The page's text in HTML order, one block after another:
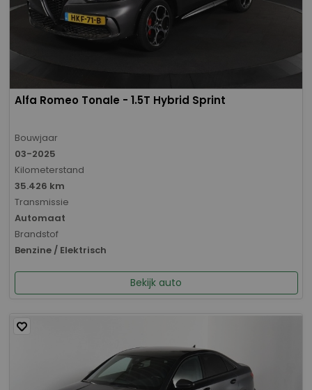
Alfa Romeo Tonale - 1.5T Hybrid Sprint
Bouwjaar
03-2025
Kilometerstand
35.426 km
Transmissie
Automaat
Brandstof
Benzine / Elektrisch
Bekijk auto